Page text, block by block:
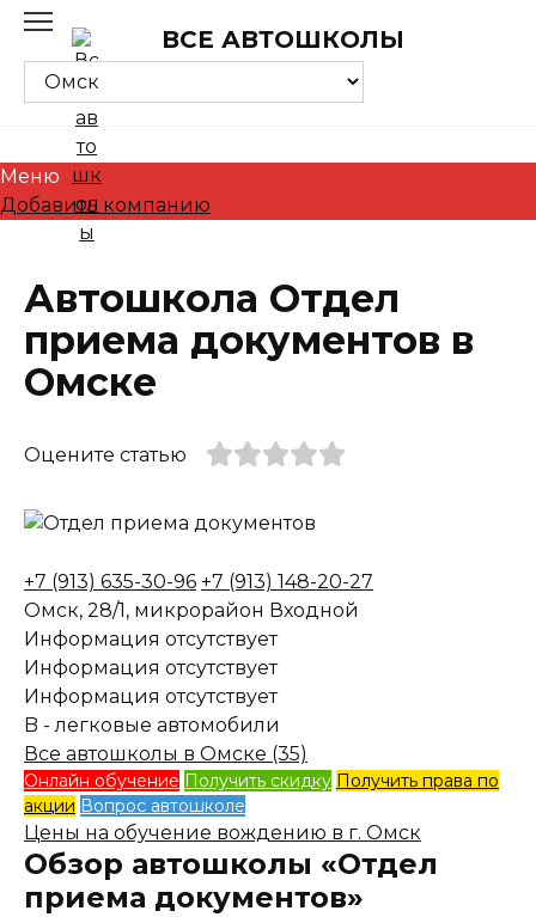
Skip
content
ВСЕ АВТОШКОЛЫ
Меню
Добавить компанию
Автошкола Отдел
приема документов в
Омске
Оцените статью
+7 (913) 635-30-96 +7 (913) 148-20-27
Омск, 28/1, микрорайон Входной
Информация отсутствует
Информация отсутствует
Информация отсутствует
B - легковые автомобили
Все автошколы в Омске (35)
Онлайн обучение Получить скидку Получить права по
акции Вопрос автошколе
Цены на обучение вождению в г. Омск
Обзор автошколы «Отдел
приема документов»